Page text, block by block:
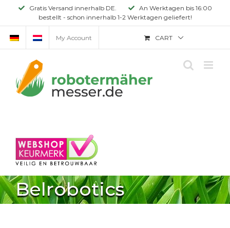
content
Gratis Versand innerhalb DE.
An Werktagen bis 16:00
bestellt - schon innerhalb 1-2 Werktagen geliefert!
My Account CART
Belrobotics